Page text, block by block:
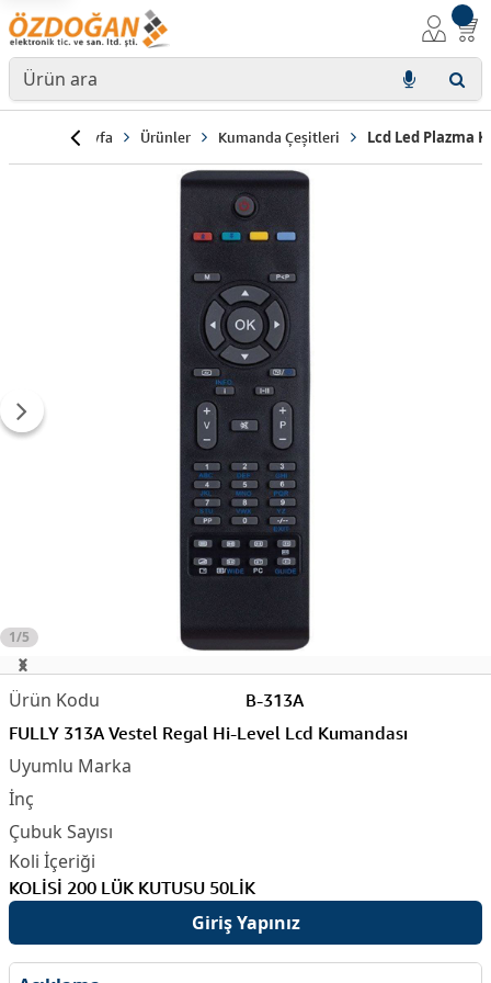
Anasayfa Ürünler Kumanda Çeşitleri Lcd Led Plazma
1/5
B-313A
FULLY 313A Vestel Regal Hi-Level Lcd Kumandası
KOLİSİ 200 LÜK KUTUSU 50LİK
Giriş Yapınız